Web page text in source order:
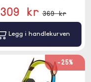
309 kr 369 kr
Legg i handlekurven
-25%